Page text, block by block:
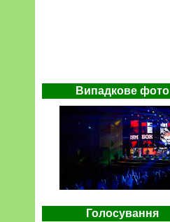
Випадкове фото
Голосування